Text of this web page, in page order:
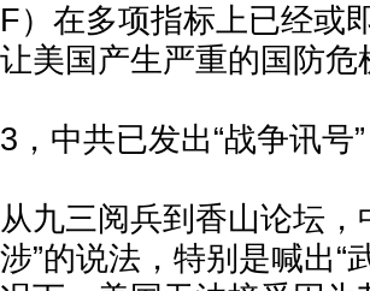
F）在多项指标上已经或
让美国产生严重的国防危
3，中共已发出“战争讯号”
从九三阅兵到香山论坛
涉”的说法，特别是喊出“